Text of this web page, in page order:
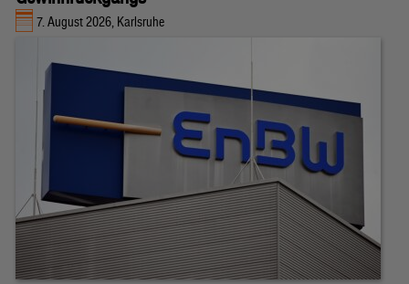
7. August 2026, Karlsruhe